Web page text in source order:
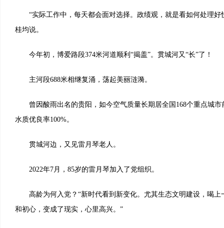
“实际工作中，每天都会面对选择。政绩观，就是看如何处理好
桂均说。
今年初，博爱路段374米河道顺利“揭盖”。贯城河又“长”了！
主河段688米相继复涌，荡起美丽涟漪。
曾因酸雨出名的贵阳，如今空气质量长期居全国168个重点城市
水质优良率100%。
贯城河边，又见雷月琴老人。
2022年7月，85岁的雷月琴加入了党组织。
高龄为何入党？“新时代看到新变化。尤其生态文明建设，喝上
和初心，变成了现实，心里高兴。”